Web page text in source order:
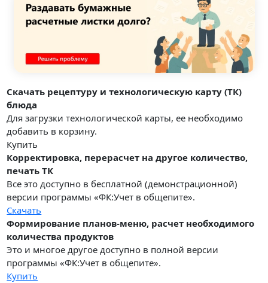
Скачать рецептуру и технологическую карту (ТК)
блюда
Для загрузки технологической карты, ее необходимо
добавить в корзину.
Купить
Корректировка, перерасчет на другое количество,
печать ТК
Все это доступно в бесплатной (демонстрационной)
версии программы «ФК:Учет в общепите».
Скачать
Формирование планов-меню, расчет необходимого
количества продуктов
Это и многое другое доступно в полной версии
программы «ФК:Учет в общепите».
Купить